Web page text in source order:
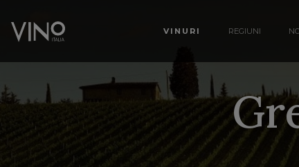
VINURI REGIUNI